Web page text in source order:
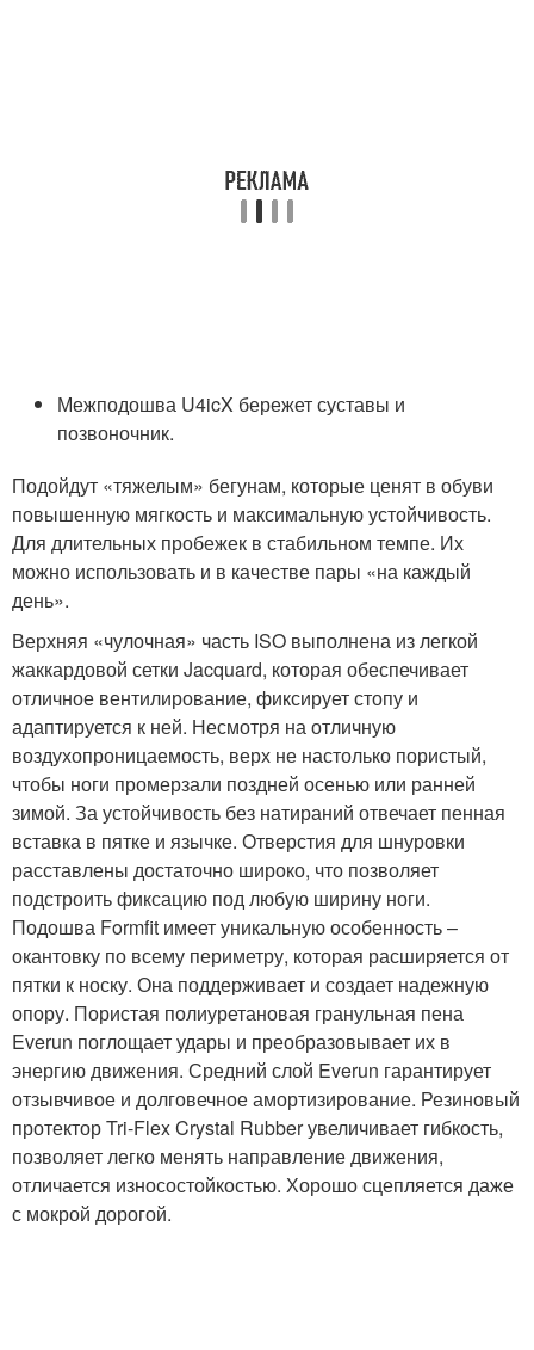
Межподошва U4icX бережет суставы и
позвоночник.
Подойдут «тяжелым» бегунам, которые ценят в обуви
повышенную мягкость и максимальную устойчивость.
Для длительных пробежек в стабильном темпе. Их
можно использовать и в качестве пары «на каждый
день».
Верхняя «чулочная» часть ISO выполнена из легкой
жаккардовой сетки Jacquard, которая обеспечивает
отличное вентилирование, фиксирует стопу и
адаптируется к ней. Несмотря на отличную
воздухопроницаемость, верх не настолько пористый,
чтобы ноги промерзали поздней осенью или ранней
зимой. За устойчивость без натираний отвечает пенная
вставка в пятке и язычке. Отверстия для шнуровки
расставлены достаточно широко, что позволяет
подстроить фиксацию под любую ширину ноги.
Подошва Formfit имеет уникальную особенность –
окантовку по всему периметру, которая расширяется от
пятки к носку. Она поддерживает и создает надежную
опору. Пористая полиуретановая гранульная пена
Everun поглощает удары и преобразовывает их в
энергию движения. Средний слой Everun гарантирует
отзывчивое и долговечное амортизирование. Резиновый
протектор Tri-Flex Crystal Rubber увеличивает гибкость,
позволяет легко менять направление движения,
отличается износостойкостью. Хорошо сцепляется даже
с мокрой дорогой.